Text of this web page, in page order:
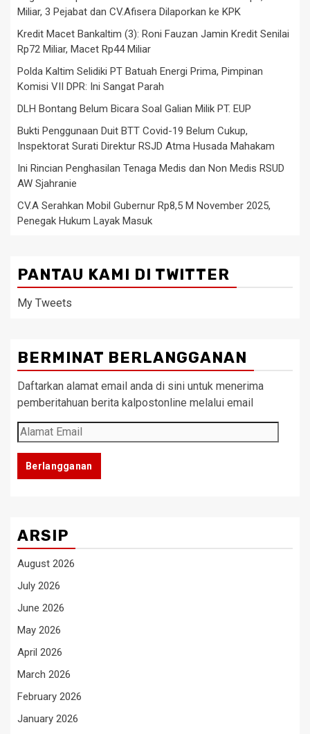
Miliar, 3 Pejabat dan CV.Afisera Dilaporkan ke KPK
Kredit Macet Bankaltim (3): Roni Fauzan Jamin Kredit Senilai
Rp72 Miliar, Macet Rp44 Miliar
Polda Kaltim Selidiki PT Batuah Energi Prima, Pimpinan
Komisi VII DPR: Ini Sangat Parah
DLH Bontang Belum Bicara Soal Galian Milik PT. EUP
Bukti Penggunaan Duit BTT Covid-19 Belum Cukup,
Inspektorat Surati Direktur RSJD Atma Husada Mahakam
Ini Rincian Penghasilan Tenaga Medis dan Non Medis RSUD
AW Sjahranie
CV.A Serahkan Mobil Gubernur Rp8,5 M November 2025,
Penegak Hukum Layak Masuk
PANTAU KAMI DI TWITTER
My Tweets
BERMINAT BERLANGGANAN
Daftarkan alamat email anda di sini untuk menerima
pemberitahuan berita kalpostonline melalui email
Alamat
Email
Berlangganan
ARSIP
August 2026
July 2026
June 2026
May 2026
April 2026
March 2026
February 2026
January 2026